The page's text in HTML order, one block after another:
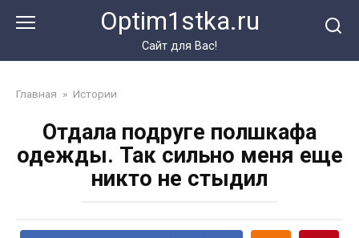
Optim1stka.ru
Сайт для Вас!
Главная » Истории
Отдала подруге полшкафа
одежды. Так сильно меня еще
никто не стыдил